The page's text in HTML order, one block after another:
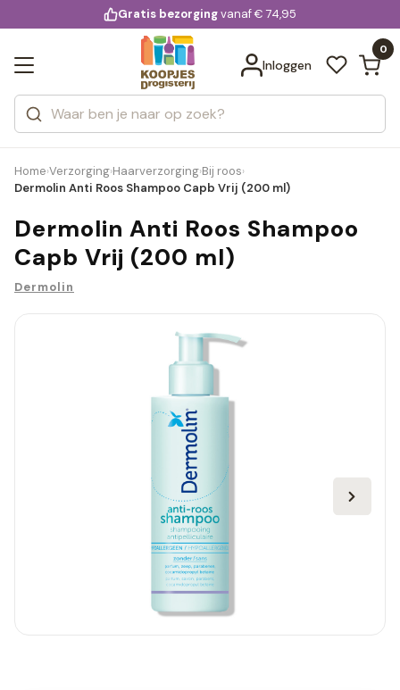
voor 20:00 uur besteld
Gratis bezorgingvanaf € 74,95
Inloggen
0
Zoeken
Categorieën
Merken
Bekijk alle resultaten
Home›Verzorging›Haarverzorging›Bij roos›
Dermolin Anti Roos Shampoo Capb Vrij (200 ml)
Dermolin Anti Roos Shampoo
Capb Vrij (200 ml)
Dermolin